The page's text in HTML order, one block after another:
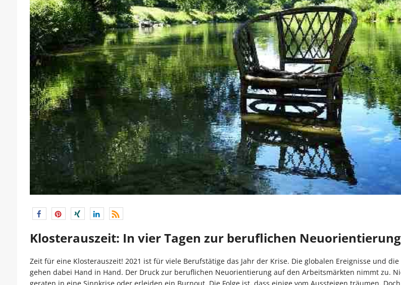
Klosterauszeit: In vier Tagen zur beruflichen Neuorientierung
Zeit für eine Klosterauszeit! 2021 ist für viele Berufstätige das Jahr der Krise. Die globalen Ereignisse und
gehen dabei Hand in Hand. Der Druck zur beruflichen Neuorientierung auf den Arbeitsmärkten nimmt zu.